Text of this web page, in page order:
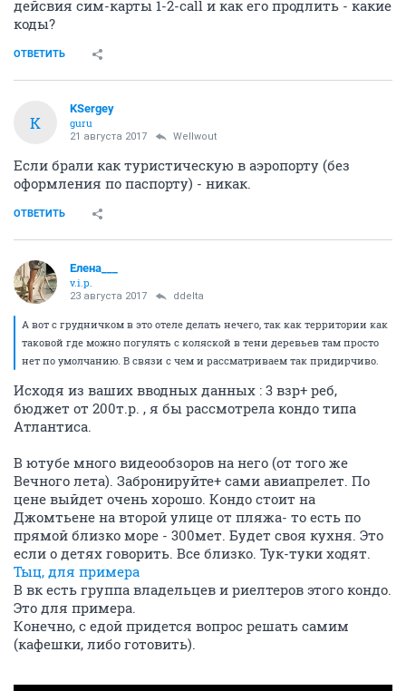
дейсвия сим-карты 1-2-call и как его продлить - какие
коды?
ОТВЕТИТЬ
K
KSergey
guru
21 августа 2017 Wellwout
Если брали как туристическую в аэропорту (без
оформления по паспорту) - никак.
ОТВЕТИТЬ
Елена___
v.i.p.
23 августа 2017 ddelta
А вот с грудничком в это отеле делать нечего, так как территории как
таковой где можно погулять с коляской в тени деревьев там просто
нет по умолчанию. В связи с чем и рассматриваем так придирчиво.
Исходя из ваших вводных данных : 3 взр+ реб,
бюджет от 200т.р. , я бы рассмотрела кондо типа
Атлантиса.
В ютубе много видеообзоров на него (от того же
Вечного лета). Забронируйте+ сами авиапрелет. По
цене выйдет очень хорошо. Кондо стоит на
Джомтьене на второй улице от пляжа- то есть по
прямой близко море - 300мет. Будет своя кухня. Это
если о детях говорить. Все близко. Тук-туки ходят.
Тыц, для примера
В вк есть группа владельцев и риелтеров этого кондо.
Это для примера.
Конечно, с едой придется вопрос решать самим
(кафешки, либо готовить).